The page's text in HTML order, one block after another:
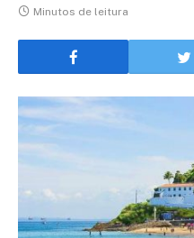
Minutos de leitura